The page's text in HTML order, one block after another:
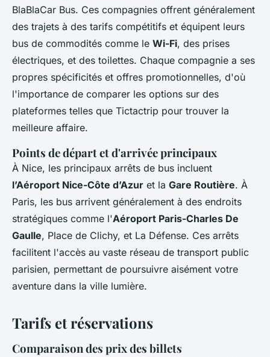
BlaBlaCar Bus. Ces compagnies offrent généralement
des trajets à des tarifs compétitifs et équipent leurs
bus de commodités comme le Wi-Fi, des prises
électriques, et des toilettes. Chaque compagnie a ses
propres spécificités et offres promotionnelles, d'où
l'importance de comparer les options sur des
plateformes telles que Tictactrip pour trouver la
meilleure affaire.
Points de départ et d'arrivée principaux
À Nice, les principaux arrêts de bus incluent
l’Aéroport Nice-Côte d’Azur et la Gare Routière. À
Paris, les bus arrivent généralement à des endroits
stratégiques comme l'Aéroport Paris-Charles De
Gaulle, Place de Clichy, et La Défense. Ces arrêts
facilitent l'accès au vaste réseau de transport public
parisien, permettant de poursuivre aisément votre
aventure dans la ville lumière.
Tarifs et réservations
Comparaison des prix des billets